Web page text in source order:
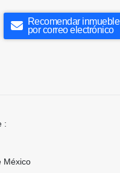
Recomendar inmueble
por correo electrónico
:
México